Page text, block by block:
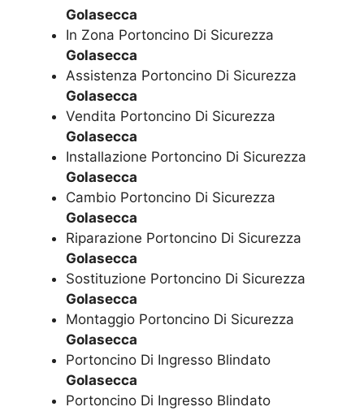
Golasecca
In Zona Portoncino Di Sicurezza
Golasecca
Assistenza Portoncino Di Sicurezza
Golasecca
Vendita Portoncino Di Sicurezza
Golasecca
Installazione Portoncino Di Sicurezza
Golasecca
Cambio Portoncino Di Sicurezza
Golasecca
Riparazione Portoncino Di Sicurezza
Golasecca
Sostituzione Portoncino Di Sicurezza
Golasecca
Montaggio Portoncino Di Sicurezza
Golasecca
Portoncino Di Ingresso Blindato
Golasecca
Portoncino Di Ingresso Blindato